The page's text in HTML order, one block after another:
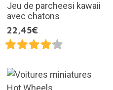
Jeu de parcheesi kawaii
avec chatons
22,45€